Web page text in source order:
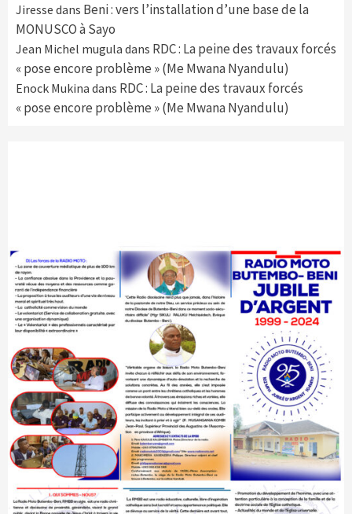
Jiresse dans Beni : vers l’installation d’une base de la
MONUSCO à Sayo
Jean Michel mugula dans RDC : La peine des travaux forcés
« pose encore problème » (Me Mwana Nyandulu)
Enock Mukina dans RDC : La peine des travaux forcés
« pose encore problème » (Me Mwana Nyandulu)